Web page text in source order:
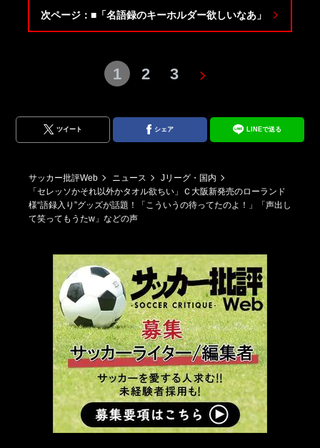
次ページ：■「名語録のキーホルダー欲しいなあ」
1 2 3
ツイート シェア LINEで送る
サッカー批評Web ニュース
Jリーグ・国内
「セレッソかそれ以外かタオル欲ちい」Ｃ大阪新発売のローランド
様“語録入り”グッズが話題！「こういうの待ってたのよ！」「声出し
て笑ってもうたw」などの声